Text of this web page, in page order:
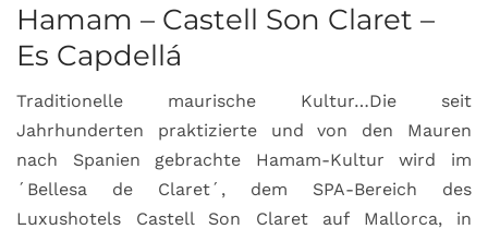
Hamam – Castell Son Claret –
Es Capdellá
Traditionelle maurische Kultur…Die seit
Jahrhunderten praktizierte und von den Mauren
nach Spanien gebrachte Hamam-Kultur wird im
´Bellesa de Claret´, dem SPA-Bereich des
Luxushotels Castell Son Claret auf Mallorca, in